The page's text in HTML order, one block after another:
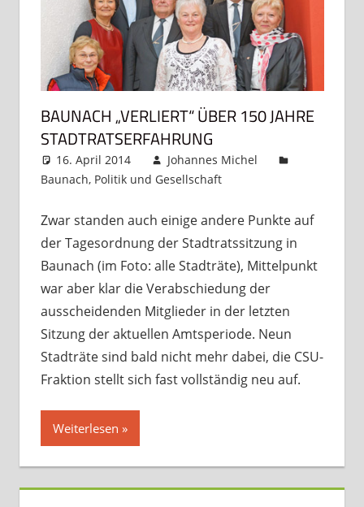
BAUNACH „VERLIERT“ ÜBER 150 JAHRE
STADTRATSERFAHRUNG
16. April 2014
Johannes Michel
Baunach, Politik und Gesellschaft
Zwar standen auch einige andere Punkte auf
der Tagesordnung der Stadtratssitzung in
Baunach (im Foto: alle Stadträte), Mittelpunkt
war aber klar die Verabschiedung der
ausscheidenden Mitglieder in der letzten
Sitzung der aktuellen Amtsperiode. Neun
Stadträte sind bald nicht mehr dabei, die CSU-
Fraktion stellt sich fast vollständig neu auf.
Weiterlesen